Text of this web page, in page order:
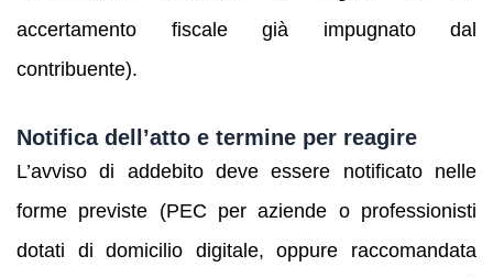
accertamento fiscale già impugnato dal
contribuente).
Notifica dell’atto e termine per reagire
L’avviso di addebito deve essere notificato nelle
forme previste (PEC per aziende o professionisti
dotati di domicilio digitale, oppure raccomandata